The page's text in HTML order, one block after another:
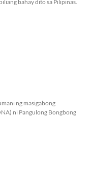
bahay dito sa Pilipinas.
ng masigabong
ni Pangulong Bongbong